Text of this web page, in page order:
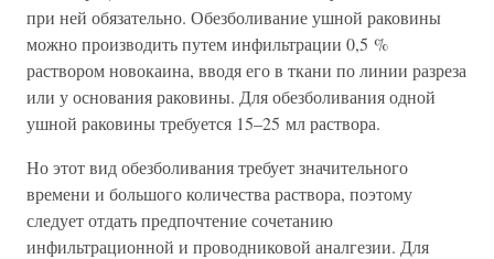
при ней обязательно. Обезболивание ушной раковины
можно производить путем инфильтрации 0,5 %
раствором новокаина, вводя его в ткани по линии разреза
или у основания раковины. Для обезболивания одной
ушной раковины требуется 15–25 мл раствора.
Но этот вид обезболивания требует значительного
времени и большого количества раствора, поэтому
следует отдать предпочтение сочетанию
инфильтрационной и проводниковой аналгезии. Для